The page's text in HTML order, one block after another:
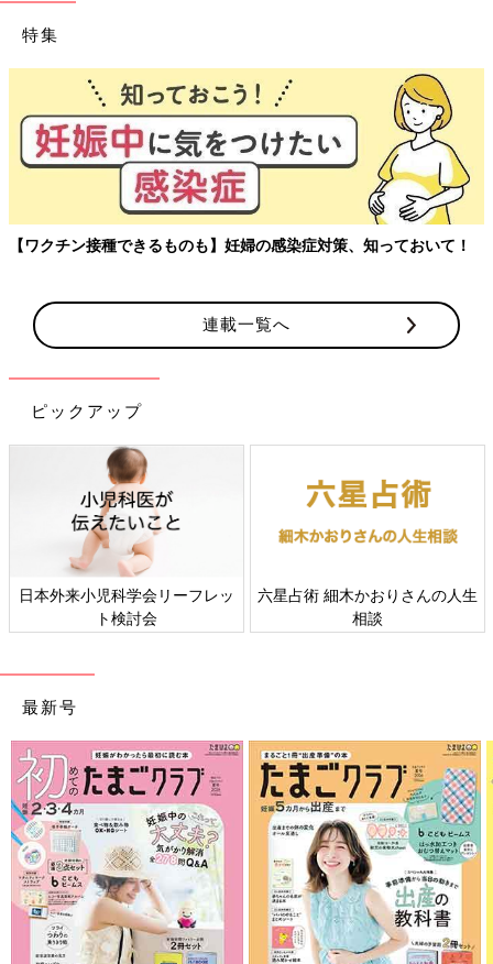
特集
【ワクチン接種できるものも】妊婦の感染症対策、知っておいて！
連載一覧へ
ピックアップ
日本外来小児科学会リーフレッ
ト検討会
六星占術 細木かおりさんの人生
相談
最新号